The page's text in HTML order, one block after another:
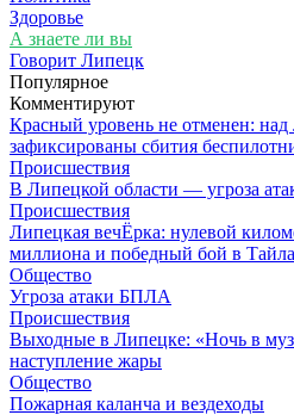
Здоровье
А знаете ли вы
Говорит Липецк
Популярное
Комментируют
Красный уровень не отменен:
зафиксированы сбития
Происшествия
В Липецкой области — угроза
Происшествия
Липецкая вечЁрка: нулевой
миллиона и победный бой в
Общество
Угроза атаки БПЛА
Происшествия
Выходные в Липецке: «Ночь в
наступление жары
Общество
Пожарная каланча и вездеходы